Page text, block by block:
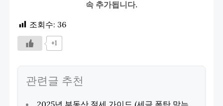
속 추가됩니다.
조회수: 36
+1
관련글 추천
2025년 부동산 절세 가이드 (세금 폭탄 막는